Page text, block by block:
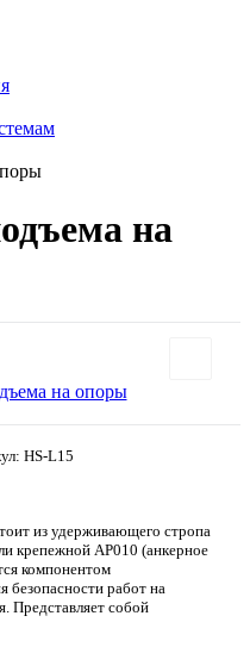
на
HS-L15
из удерживающего стропа
крепежной АР010 (анкерное
компонентом
работ на
Представляет собой